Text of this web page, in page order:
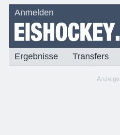
Anmelden
Ergebnisse Transfers
Anzeige